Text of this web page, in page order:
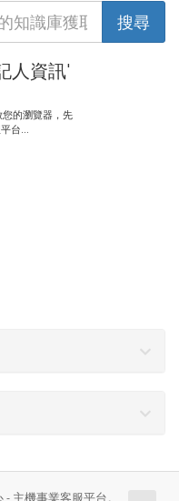
人資訊'
的瀏覽器，先
台...
主機事業客服平台。